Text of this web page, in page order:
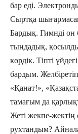
бар еді.
Сыртқа
Бардық. Гимнді он
тыңдадық,
көрдік. Тіпті
бардым.
«Қанат!»,
тамағым да
Жеті жекпе-
рухтандым? Ай